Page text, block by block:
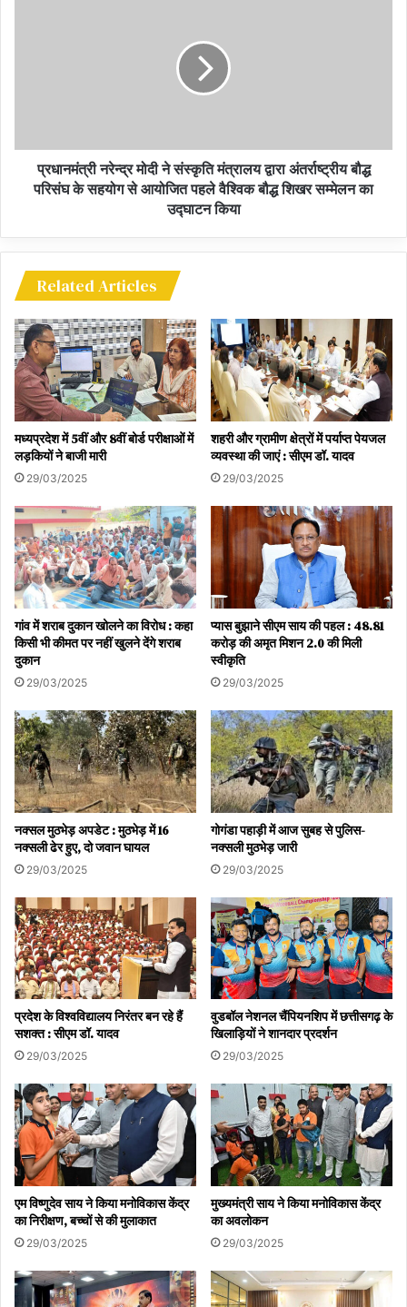
प्रयासों की प्रगति की भी समीक्षा की गई।
13th Joint Trade Committee meeting of India
and Thailand held in New Delhi
भारत और थाईलैंड की 13वीं संयुक्त व्यापार समिति की बैठक नई
प्रधानमंत्री नरेन्द्र मोदी ने संस्कृति मंत्रालय द्वारा अंतर्राष्ट्रीय बौद्ध
परिसंघ के सहयोग से आयोजित पहले वैश्विक बौद्ध शिखर सम्मेलन का
उद्घाटन किया
Related Articles
मध्यप्रदेश में 5वीं और 8वीं बोर्ड परीक्षाओं में
लड़कियों ने बाजी मारी
29/03/2025
शहरी और ग्रामीण क्षेत्रों में पर्याप्त पेयजल
व्यवस्था की जाएं : सीएम डॉ. यादव
29/03/2025
गांव में शराब दुकान खोलने का विरोध : कहा
किसी भी कीमत पर नहीं खुलने देंगे शराब
दुकान
29/03/2025
प्यास बुझाने सीएम साय की पहल : 48.81
करोड़ की अमृत मिशन 2.0 की मिली
स्वीकृति
29/03/2025
नक्सल मुठभेड़ अपडेट : मुठभेड़ में 16
नक्सली ढेर हुए, दो जवान घायल
29/03/2025
गोगंडा पहाड़ी में आज सुबह से पुलिस-
नक्सली मुठभेड़ जारी
29/03/2025
प्रदेश के विश्वविद्यालय निरंतर बन रहे हैं
सशक्त : सीएम डॉ. यादव
29/03/2025
वुडबॉल नेशनल चैंपियनशिप में छत्तीसगढ़ के
खिलाड़ियों ने शानदार प्रदर्शन
29/03/2025
एम विष्णुदेव साय ने किया मनोविकास केंद्र
का निरीक्षण, बच्चों से की मुलाकात
29/03/2025
मुख्यमंत्री साय ने किया मनोविकास केंद्र
का अवलोकन
29/03/2025